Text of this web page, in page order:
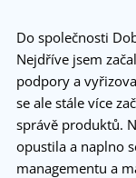
Do společnosti
Nejdříve jsem
podpory a
se ale stále více
správě produktů.
opustila a naplno
managementu a